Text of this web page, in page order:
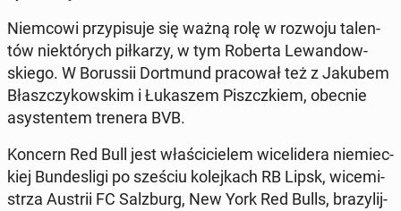
Niem­co­wi przy­pi­su­je się ważną rolę w rozwoju ta­len­
tów nie­któ­rych pił­ka­rzy, w tym Roberta Le­wan­dow­
skie­go. W Bo­rus­sii Do­rt­mund pra­co­wał też z Jakubem
Błasz­czy­kow­skim i Łu­ka­szem Piszcz­kiem, obecnie
asy­sten­tem trenera BVB.
Koncern Red Bull jest wła­ści­cie­lem wi­ce­li­de­ra nie­miec­
kiej Bun­de­sli­gi po sześciu ko­lej­kach RB Lipsk, wi­ce­mi­
strza Austrii FC Sal­zburg, New York Red Bulls, bra­zy­lij­